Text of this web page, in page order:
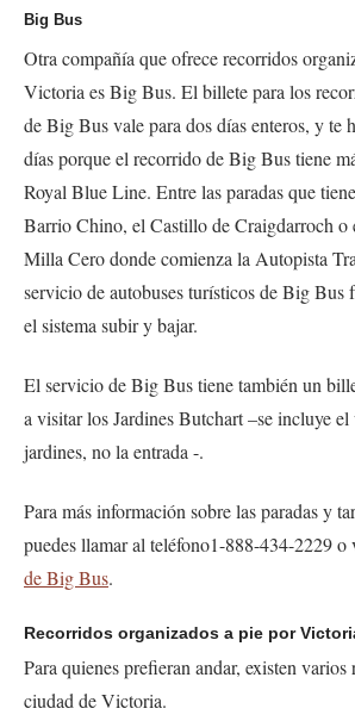
Big Bus
Otra compañía que ofrece recorridos
Victoria es Big Bus. El billete para los
de Big Bus vale para dos días enteros, y te
días porque el recorrido de Big Bus tiene
Royal Blue Line. Entre las paradas que
Barrio Chino, el Castillo de Craigdarroch o
Milla Cero donde comienza la Autopista
servicio de autobuses turísticos de Big Bus
el sistemasubir y bajar.
El servicio de Big Bus tiene también un
a visitar los Jardines Butchart –se incluye el
jardines, no la entrada -.
Para más información sobre las paradas y
puedes llamar al teléfono1-888-434-2229 o
de Big Bus.
Recorridos organizados a pie por
Para quienes prefieran andar, existen
ciudad de Victoria.